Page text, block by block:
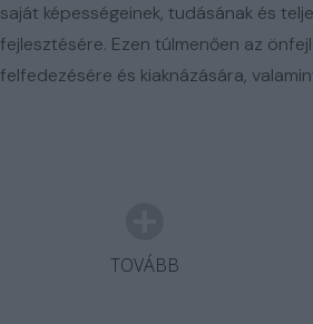
saját képességeinek, tudásának és
fejlesztésére. Ezen túlmenően az
felfedezésére és kiaknázására,
TOVÁBB